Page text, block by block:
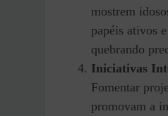
mostrem
papéis ativos
quebrando
Iniciativas
Fomentar
promovam a